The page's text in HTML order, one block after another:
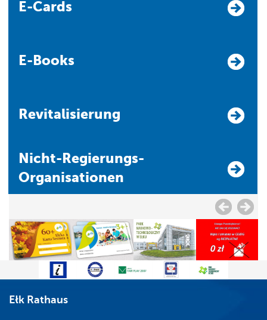
E-Cards
E-Books
Revitalisierung
Nicht-Regierungs-
Organisationen
Ełk Rathaus